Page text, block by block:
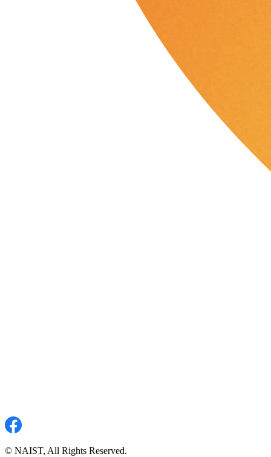
© NAIST, All Rights Reserved.